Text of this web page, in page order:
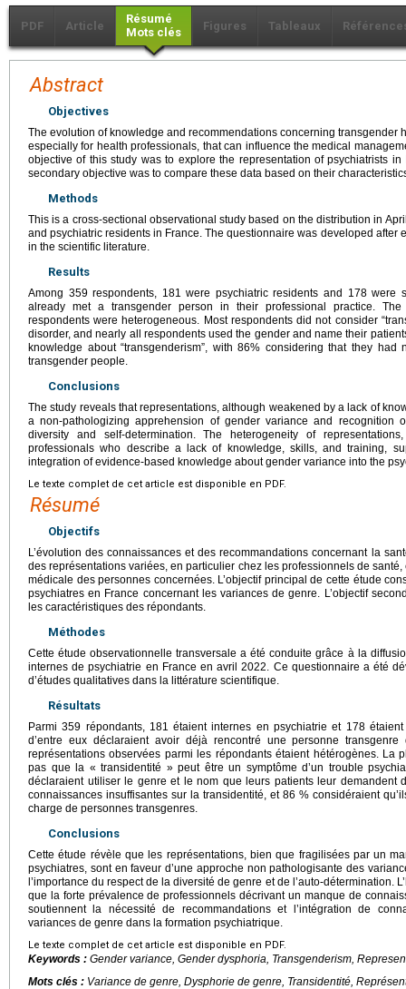
PDF Article
Résumé
Mots clés
Figures Tableaux
Abstract
Objectives
The evolution of knowledge and recommendations concerning transgender
especially for health professionals, that can influence the medical
objective of this study was to explore the representation of psychiatrists
secondary objective was to compare these data based on their
Methods
This is a cross-sectional observational study based on the distribution in
and psychiatric residents in France. The questionnaire was developed after
in the scientific literature.
Results
Among 359 respondents, 181 were psychiatric residents and 178 were
already met a transgender person in their professional practice. The
respondents were heterogeneous. Most respondents did not consider
disorder, and nearly all respondents used the gender and name their
knowledge about “transgenderism”, with 86% considering that they
transgender people.
Conclusions
The study reveals that representations, although weakened by a lack of
a non-pathologizing apprehension of gender variance and recognition
diversity and self-determination. The heterogeneity of
professionals who describe a lack of knowledge, skills, and training,
integration of evidence-based knowledge about gender variance into the
Le texte complet de cet article est disponible en PDF.
Résumé
Objectifs
L’évolution des connaissances et des recommandations concernant la
des représentations variées, en particulier chez les professionnels de
médicale des personnes concernées. L’objectif principal de cette étude
psychiatres en France concernant les variances de genre. L’objectif
les caractéristiques des répondants.
Méthodes
Cette étude observationnelle transversale a été conduite grâce à la
internes de psychiatrie en France en avril 2022. Ce questionnaire a été
d’études qualitatives dans la littérature scientifique.
Résultats
Parmi 359 répondants, 181 étaient internes en psychiatrie et 178
d’entre eux déclaraient avoir déjà rencontré une personne
représentations observées parmi les répondants étaient hétérogènes. La
pas que la « transidentité » peut être un symptôme d’un trouble
déclaraient utiliser le genre et le nom que leurs patients leur demandent
connaissances insuffisantes sur la transidentité, et 86 % considéraient
charge de personnes transgenres.
Conclusions
Cette étude révèle que les représentations, bien que fragilisées par un
psychiatres, sont en faveur d’une approche non pathologisante des
l’importance du respect de la diversité de genre et de l’auto-détermination.
que la forte prévalence de professionnels décrivant un manque de
soutiennent la nécessité de recommandations et l’intégration de
variances de genre dans la formation psychiatrique.
Le texte complet de cet article est disponible en PDF.
Keywords : Gender variance, Gender dysphoria, Transgenderism,
Mots clés : Variance de genre, Dysphorie de genre, Transidentité,